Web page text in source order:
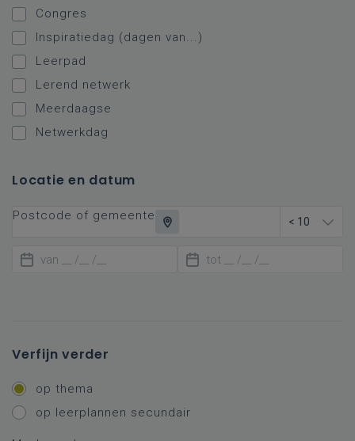
Congres
Inspiratiedag (dagen van...)
Leerpad
Lerend netwerk
Meerdaagse
Netwerkdag
Locatie en datum
Postcode of gemeente < 10
Verfijn verder
op thema
op leerplannen secundair